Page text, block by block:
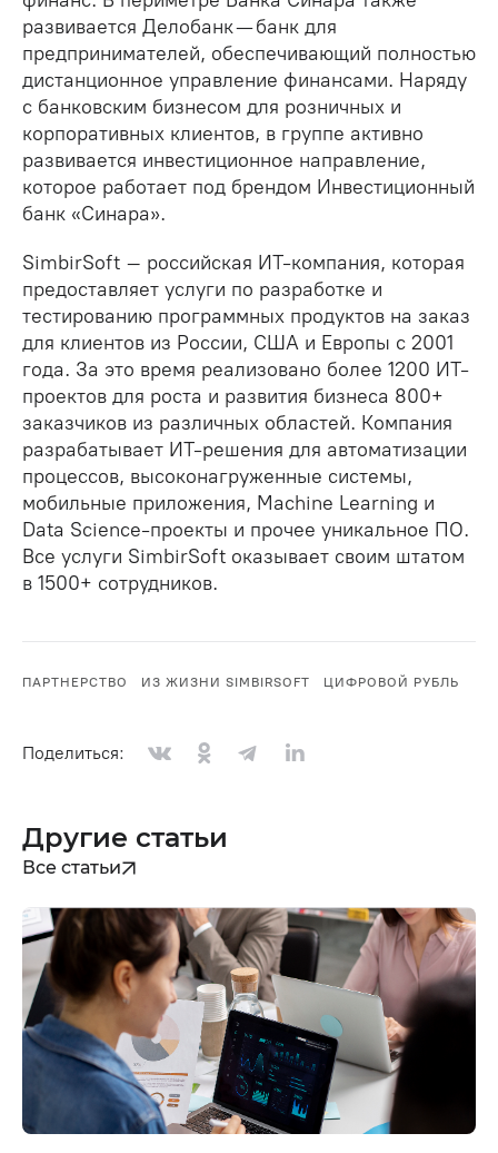
развивается Делобанк — банк для
предпринимателей, обеспечивающий полностью
дистанционное управление финансами. Наряду
с банковским бизнесом для розничных и
корпоративных клиентов, в группе активно
развивается инвестиционное направление,
которое работает под брендом Инвестиционный
банк «Синара».
SimbirSoft – российская ИТ-компания, которая
предоставляет услуги по разработке и
тестированию программных продуктов на заказ
для клиентов из России, США и Европы с 2001
года. За это время реализовано более 1200 ИТ-
проектов для роста и развития бизнеса 800+
заказчиков из различных областей. Компания
разрабатывает ИТ-решения для автоматизации
процессов, высоконагруженные системы,
мобильные приложения, Machine Learning и
Data Science-проекты и прочее уникальное ПО.
Все услуги SimbirSoft оказывает своим штатом
в 1500+ сотрудников.
ПАРТНЕРСТВО ИЗ ЖИЗНИ SIMBIRSOFT ЦИФРОВОЙ РУБЛЬ
Поделиться:
Другие статьи
Все статьи